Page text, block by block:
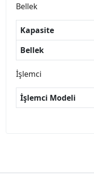
Bellek
Kapasite
Bellek
İşlemci
İşlemci Modeli